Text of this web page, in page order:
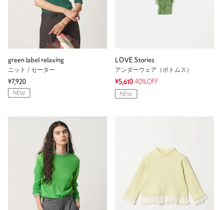
green label relaxing
ニット / セーター
¥7,920
NEW
LOVE Stories
アンダーウェア（ボトムス）
¥5,610 40%OFF
NEW